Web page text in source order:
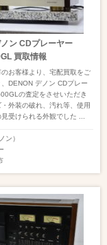
ン CDプレーヤー
買取情報
お客様より、宅配買取をご
DENON デノン CDプレー
の査定をさせいただき
・外装の破れ、汚れ等、使用
受けられる外観でした ...
ン）